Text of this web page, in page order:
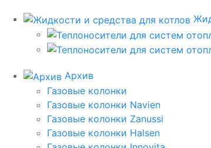
Архив
Газовые колонки
Газовые колонки Navien
Газовые колонки Zanussi
Газовые колонки Halsen